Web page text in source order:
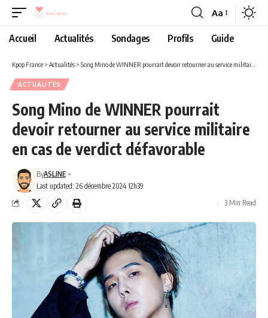
Aa
Accueil Actualités Sondages Profils Guide
Kpop France > Actualités > Song Mino de WINNER pourrait devoir retourner au service militaire en cas de verdict défavorable
ACTUALITÉS
Song Mino de WINNER pourrait
devoir retourner au service militaire
en cas de verdict défavorable
Last updated: 26 décembre 2024 12h39
ByASLINE
3 Min Read